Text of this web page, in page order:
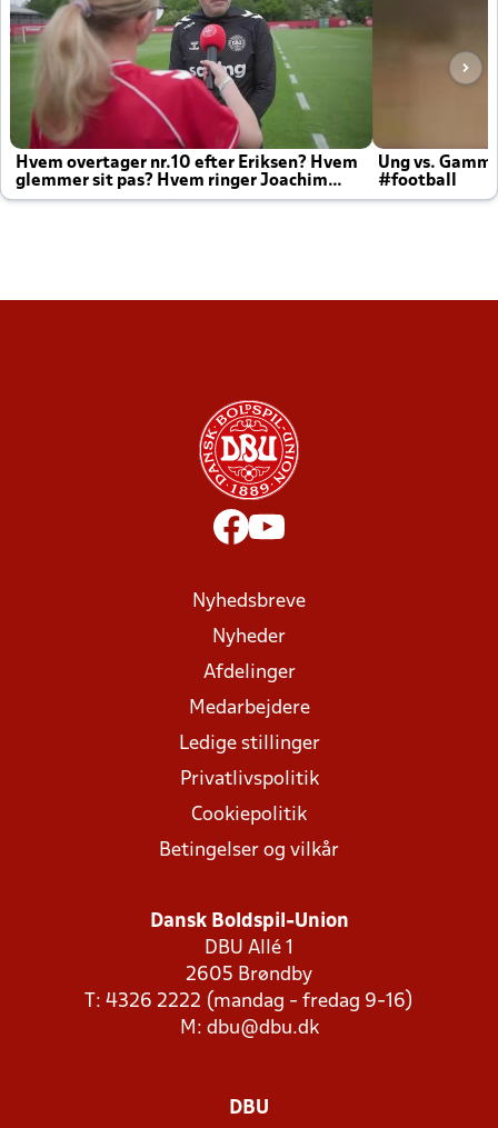
Hvem overtager nr.10 efter Eriksen? Hvem
glemmer sit pas? Hvem ringer Joachim
altid til efter kampe?
Ung vs.
#football
Nyhedsbreve
Nyheder
Afdelinger
Medarbejdere
Ledige stillinger
Privatlivspolitik
Cookiepolitik
Betingelser og vilkår
Dansk Boldspil-Union
DBU Allé 1
2605 Brøndby
T: 4326 2222 (mandag - fredag 9-16)
M: dbu@dbu.dk
DBU